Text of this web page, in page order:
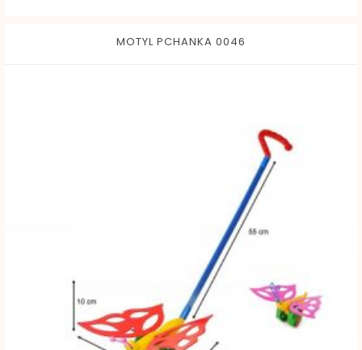
MOTYL PCHANKA 0046